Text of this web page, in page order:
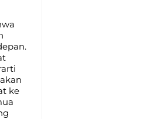
ke